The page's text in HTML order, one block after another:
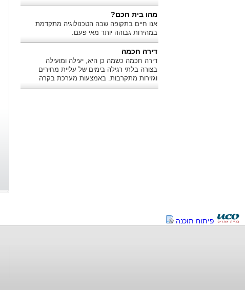
מהו בית חכם?
אנו חיים בתקופה שבה הטכנולוגיה מתקדמת
במהירות גבוהה יותר מאי פעם.
דירה חכמה
דירה חכמה כשמה כן היא, יעילה ומועילה
בצורה בלתי רגילה בימים של עליית מחירים
וגזירות מתקרבות. באמצעות מערכת בקרה
מתקדמת ניתן לשלוט היטב בהוצאות.
פיתוח תוכנה